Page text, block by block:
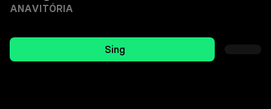
ANAVITÓRIA
Sing